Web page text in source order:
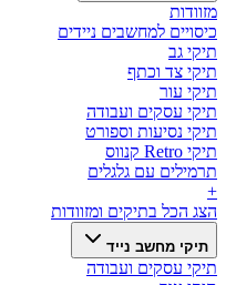
מזוודות
כיסויים למחשבים ניידים
תיקי גב
תיקי צד וכתף
תיקי עור
תיקי עסקים ועבודה
תיקי נסיעות וספורט
תיקי Retro קנווס
תרמילים עם גלגלים
+
הצג הכל בתיקים ומזוודות
תיקי מחשב נייד
תיקי עסקים ועבודה